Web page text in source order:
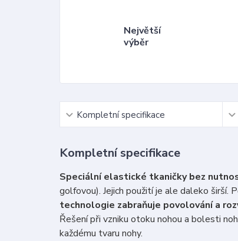
Největší
výběr
Kompletní specifikace
Kompletní specifikace
Speciální elastické tkaničky bez
golfovou). Jejich použití je ale daleko širší.
technologie zabraňuje povolování a
Řešení při vzniku otoku nohou a bolesti
každému tvaru nohy.